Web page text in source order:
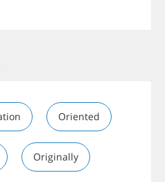
Oriented
Originally